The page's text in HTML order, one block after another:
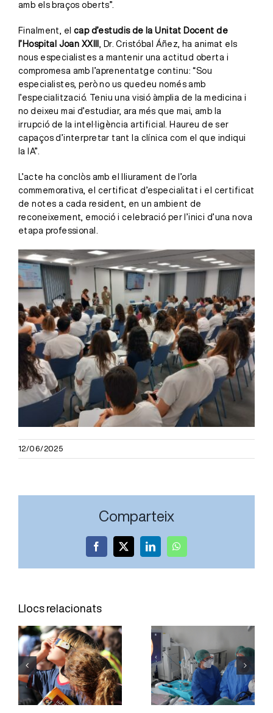
amb els braços oberts”.
Finalment, el cap d’estudis de la Unitat Docent de
l’Hospital Joan XXIII , Dr. Cristóbal Áñez, ha animat els
nous especialistes a mantenir una actitud oberta i
compromesa amb l’aprenentatge continu: “Sou
especialistes, però no us quedeu només amb
l’especialització. Teniu una visió àmplia de la medicina i
no deixeu mai d’estudiar, ara més que mai, amb la
irrupció de la intel·ligència artificial. Haureu de ser
capaços d’interpretar tant la clínica com el que indiqui
la IA”.
L’acte ha conclòs amb el lliurament de l’orla
commemorativa, el certificat d’especialitat i el certificat
de notes a cada resident, en un ambient de
reconeixement, emoció i celebració per l’inici d’una nova
etapa professional.
12/06/2025
Comparteix
Facebook
X LinkedInWhatsApp
Llocs relacionats
d’Oftalmologia
Joan XXIII
reforça la
divulgació
per una
L’Hospital
una tècnica
per obtenir
mostres de
teixit
pulmonar